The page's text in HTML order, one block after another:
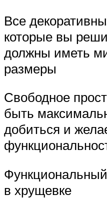
Все
которые вы
должны иметь
размеры
Свободное
быть
добиться и
в хрущевке